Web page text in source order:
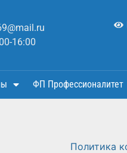
16:00
ФП Профессионалитет
Политика